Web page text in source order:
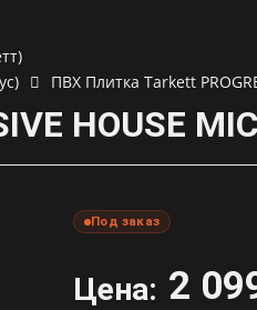
ПВХ Плитка Tarkett
HOUSE
Под заказ
Цена: 2